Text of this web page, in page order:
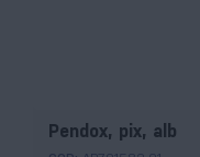
Pendox, pix, alb